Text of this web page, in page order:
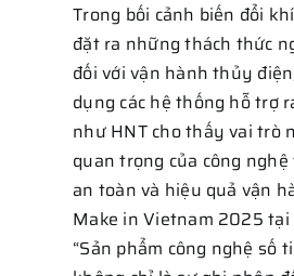
Trong bối cảnh biến đổi
đặt ra những thách thức
đối với vận hành thủy
dụng các hệ thống hỗ trợ
như HNT cho thấy vai trò
quan trọng của công
an toàn và hiệu quả vận
Make in Vietnam 2025 tại
“Sản phẩm công nghệ số